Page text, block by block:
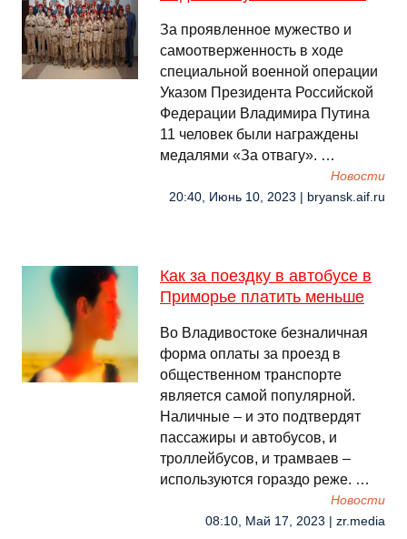
За проявленное мужество и
самоотверженность в ходе
специальной военной операции
Указом Президента Российской
Федерации Владимира Путина
11 человек были награждены
медалями «За отвагу». …
Новости
20:40, Июнь 10, 2023 | bryansk.aif.ru
Как за поездку в автобусе в
Приморье платить меньше
Во Владивостоке безналичная
форма оплаты за проезд в
общественном транспорте
является самой популярной.
Наличные – и это подтвердят
пассажиры и автобусов, и
троллейбусов, и трамваев –
используются гораздо реже. …
Новости
08:10, Май 17, 2023 | zr.media